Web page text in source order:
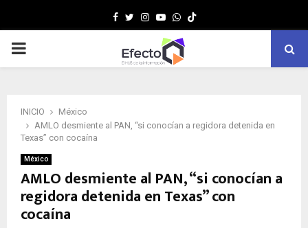
Facebook
TwitterInstagram
YoutubeWhatsapp
MENÚ
INICIO
México
AMLO desmiente al PAN, “si conocían a regidora detenida en
Texas” con cocaína
México
AMLO desmiente al PAN, “si conocían a
regidora detenida en Texas” con
cocaína